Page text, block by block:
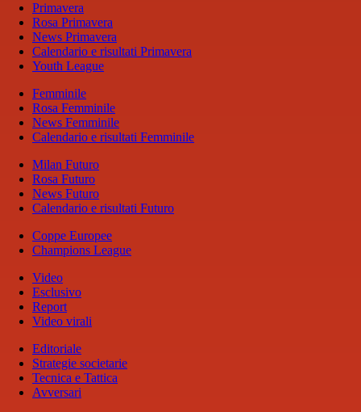
Primavera
Rosa Primavera
News Primavera
Calendario e risultati Primavera
Youth League
Femminile
Rosa Femminile
News Femminile
Calendario e risultati Femminile
Milan Futuro
Rosa Futuro
News Futuro
Calendario e risultati Futuro
Coppe Europee
Champions League
Video
Esclusivo
Report
Video virali
Editoriale
Strategie societarie
Tecnica e Tattica
Avversari